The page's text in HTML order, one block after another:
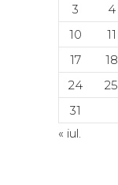
3
4
10
11
17
18
24
25
31
« iul.